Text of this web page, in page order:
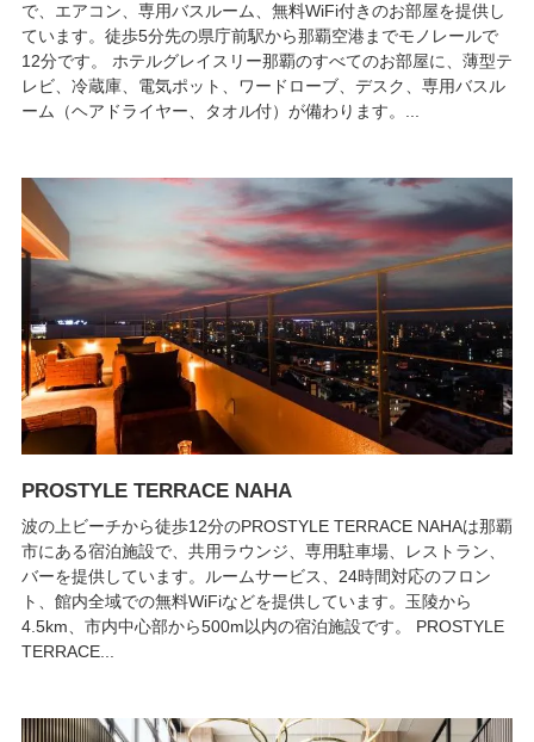
で、エアコン、専用バスルーム、無料WiFi付きのお部屋を提供し
ています。徒歩5分先の県庁前駅から那覇空港までモノレールで
12分です。 ホテルグレイスリー那覇のすべてのお部屋に、薄型テ
レビ、冷蔵庫、電気ポット、ワードローブ、デスク、専用バスル
ーム（ヘアドライヤー、タオル付）が備わります。...
PROSTYLE TERRACE NAHA
波の上ビーチから徒歩12分のPROSTYLE TERRACE NAHAは那覇
市にある宿泊施設で、共用ラウンジ、専用駐車場、レストラン、
バーを提供しています。ルームサービス、24時間対応のフロン
ト、館内全域での無料WiFiなどを提供しています。玉陵から
4.5km、市内中心部から500m以内の宿泊施設です。 PROSTYLE
TERRACE...